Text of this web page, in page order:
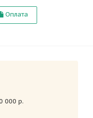
Оплата
000 р.